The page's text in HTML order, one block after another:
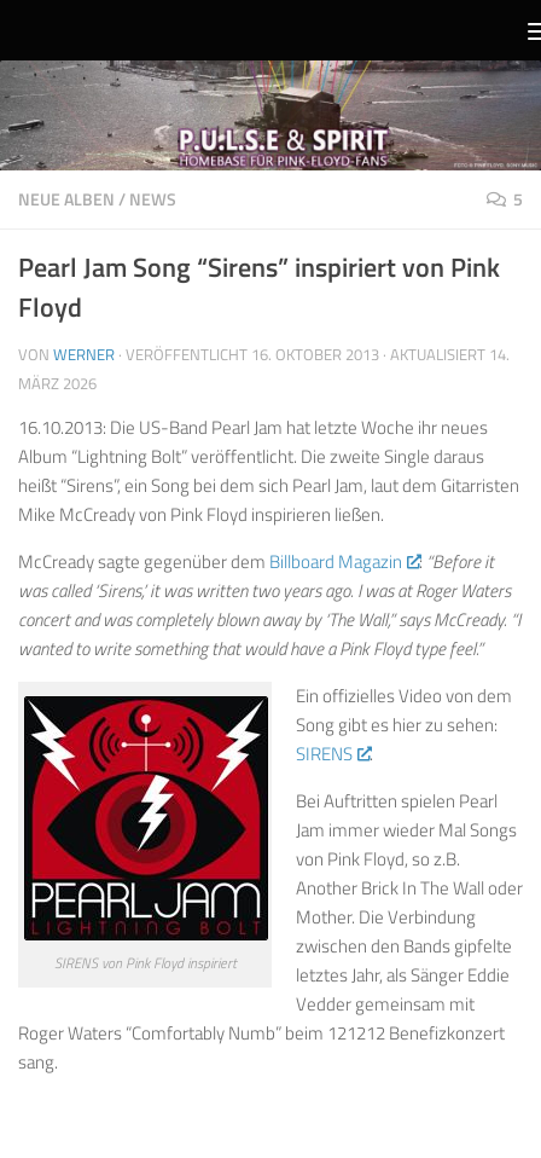
NEUE ALBEN/NEWS 5
Pearl Jam Song “Sirens” inspiriert von Pink
Floyd
VON WERNER · VERÖFFENTLICHT 16. OKTOBER 2013 · AKTUALISIERT 14.
MÄRZ 2026
16.10.2013: Die US-Band Pearl Jam hat letzte Woche ihr neues
Album “Lightning Bolt” veröffentlicht. Die zweite Single daraus
heißt “Sirens”, ein Song bei dem sich Pearl Jam, laut dem Gitarristen
Mike McCready von Pink Floyd inspirieren ließen.
McCready sagte gegenüber dem Billboard Magazin : “Before it
was called ‘Sirens,’ it was written two years ago. I was at Roger Waters
concert and was completely blown away by ‘The Wall,” says McCready. “I
wanted to write something that would have a Pink Floyd type feel.”
SIRENS von Pink Floyd inspiriert
Ein offizielles Video von dem
Song gibt es hier zu sehen:
SIRENS
.
Bei Auftritten spielen Pearl
Jam immer wieder Mal Songs
von Pink Floyd, so z.B.
Another Brick In The Wall oder
Mother. Die Verbindung
zwischen den Bands gipfelte
letztes Jahr, als Sänger Eddie
Vedder gemeinsam mit
Roger Waters “Comfortably Numb” beim 121212 Benefizkonzert
sang.